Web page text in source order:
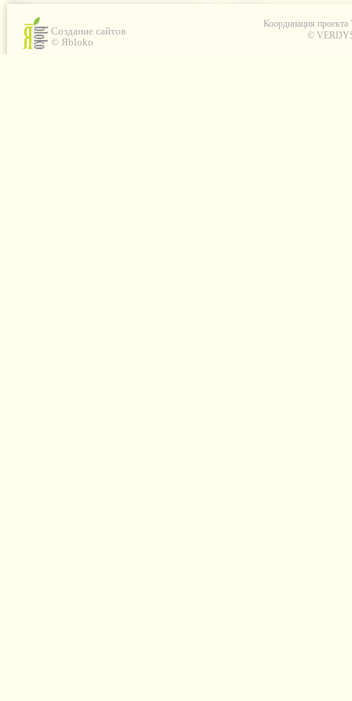
Создание сайтов
© Яbloko
Координация проекта
©